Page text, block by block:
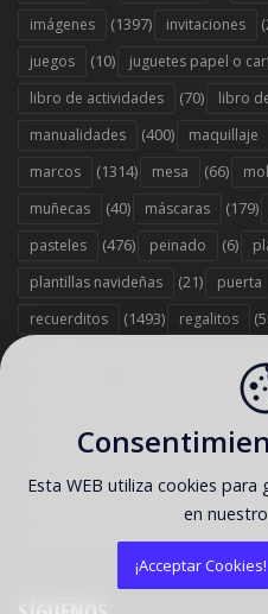
imágenes (1397) invitaciones
juegos (10) juguetes papel o
libro de actividades (70) libro
manualidades (400) maquillaje
marcos (1314) mesa (66)
muñecas (40) máscaras (179)
pasteles (476) peinado (6)
plantillas navideñas (21) puerta
recuerditos (1493) regalitos
(12)
souvenirs stand (67)
tutorial reposteria
viseras (7)
Esta WEB utiliza cookies
en
¡Acceptar Cookies!